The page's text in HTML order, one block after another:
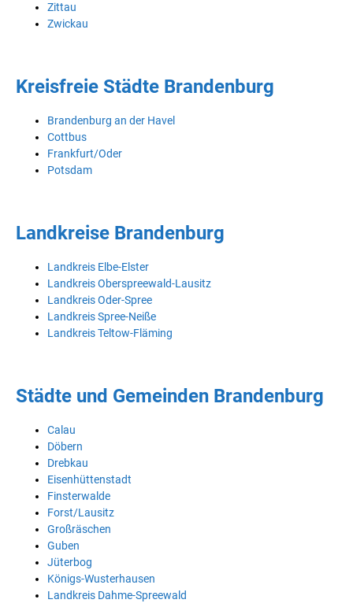
Zittau
Zwickau
Kreisfreie Städte Brandenburg
Brandenburg an der Havel
Cottbus
Frankfurt/Oder
Potsdam
Landkreise Brandenburg
Landkreis Elbe-Elster
Landkreis Oberspreewald-Lausitz
Landkreis Oder-Spree
Landkreis Spree-Neiße
Landkreis Teltow-Fläming
Städte und Gemeinden Brandenburg
Calau
Döbern
Drebkau
Eisenhüttenstadt
Finsterwalde
Forst/Lausitz
Großräschen
Guben
Jüterbog
Königs-Wusterhausen
Landkreis Dahme-Spreewald